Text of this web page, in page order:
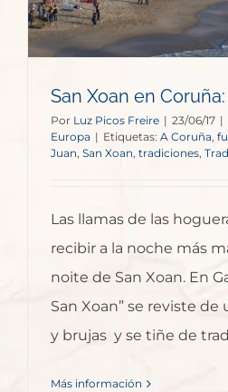
San Xoan en
Por Luz Picos Freire | 23/06/17 |
Europa | Etiquetas: A Coruña,
Juan, San Xoan, tradiciones,
Las llamas de las
recibir a la noche más
noite de San Xoan. En
San Xoan” se reviste de
y brujas y se tiñe de
Más información